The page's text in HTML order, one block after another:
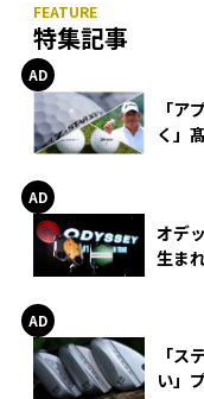
特集記事
「ア
く」
オデ
生ま
「ス
い」